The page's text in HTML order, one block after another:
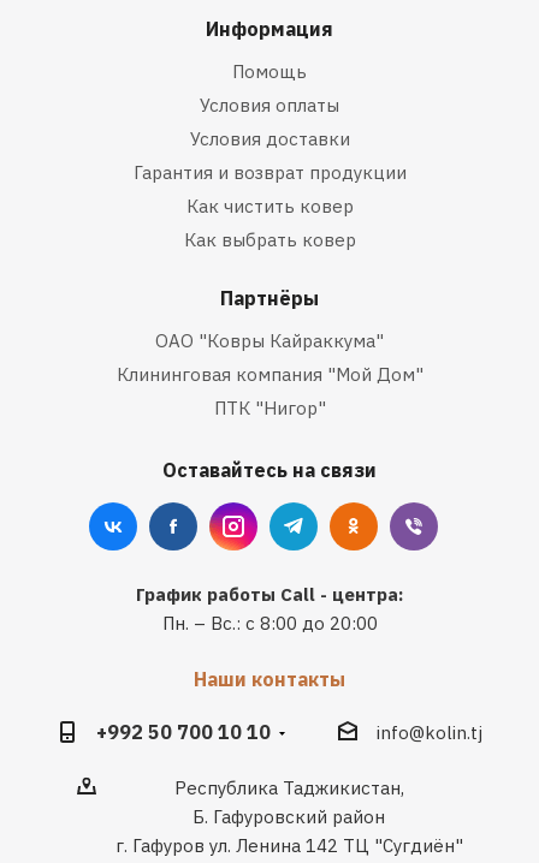
Информация
Помощь
Условия оплаты
Условия доставки
Гарантия и возврат продукции
Как чистить ковер
Как выбрать ковер
Партнёры
ОАО "Ковры Кайраккума"
Клининговая компания "Мой Дом"
ПТК "Нигор"
Оставайтесь на связи
График работы Call - центра:
Пн. – Вс.: с 8:00 до 20:00
Наши контакты
+992 50 700 10 10 info@kolin.tj
Республика Таджикистан,
Б. Гафуровский район
г. Гафуров ул. Ленина 142 ТЦ "Сугдиён"